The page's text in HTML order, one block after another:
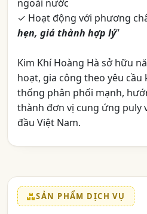
ngoài nước
✓ Hoạt động với phương
hẹn, giá thành hợp lý”
Kim Khí Hoàng Hà sở hữu
hoạt, gia công theo yêu cầu
thống phân phối mạnh,
thành đơn vị cung ứng puly
đầu Việt Nam.
SẢN PHẨM DỊCH VỤ